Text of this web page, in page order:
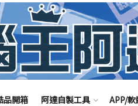
品開箱 阿達自製工具 APP/